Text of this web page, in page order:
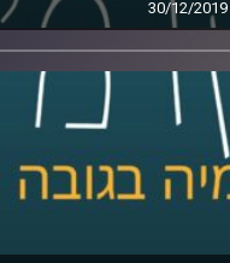
30/12/2019